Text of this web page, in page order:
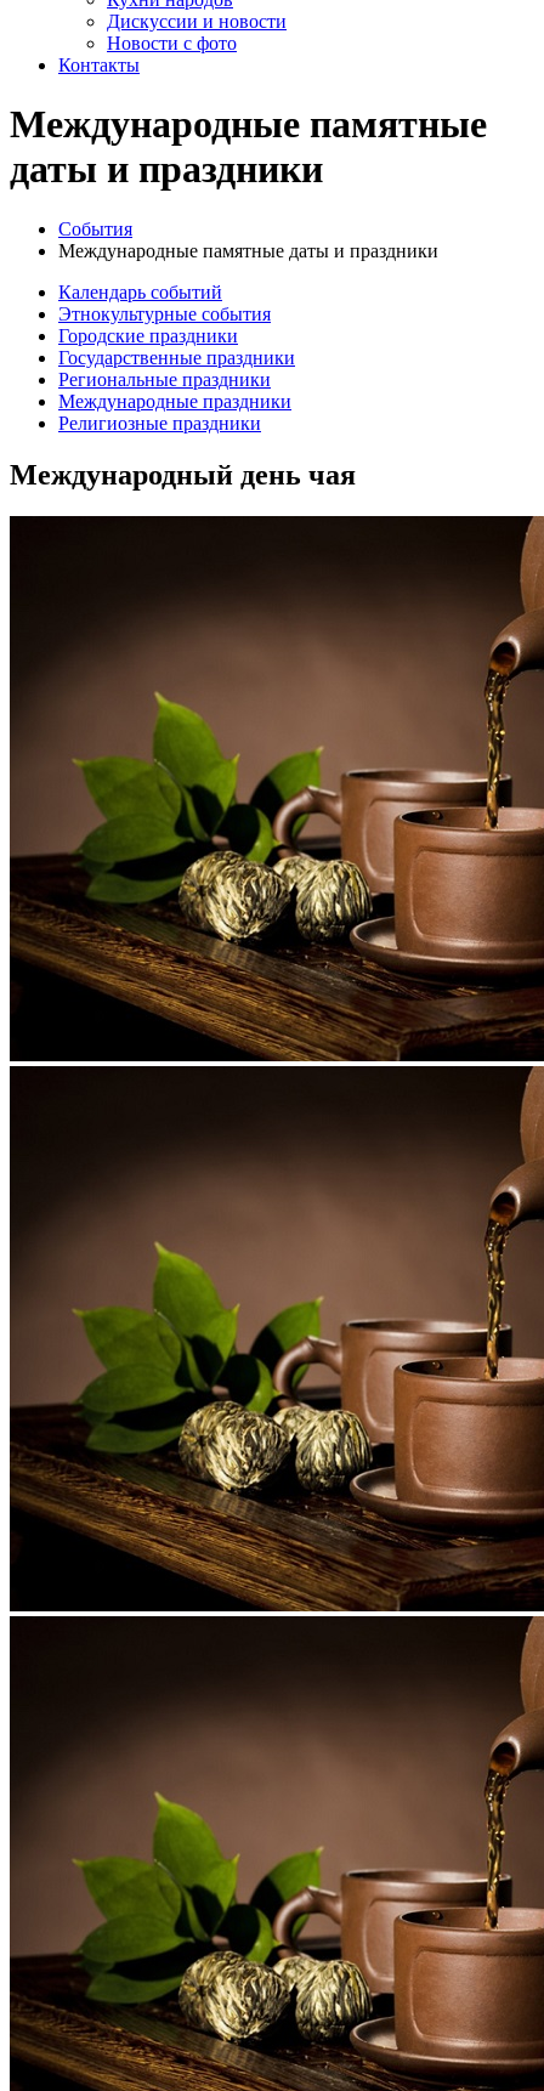
Дискуссии и новости
Новости с фото
Контакты
Международные памятные
даты и праздники
События
Международные памятные даты и праздники
Календарь событий
Этнокультурные события
Городские праздники
Государственные праздники
Региональные праздники
Международные праздники
Религиозные праздники
Международный день чая